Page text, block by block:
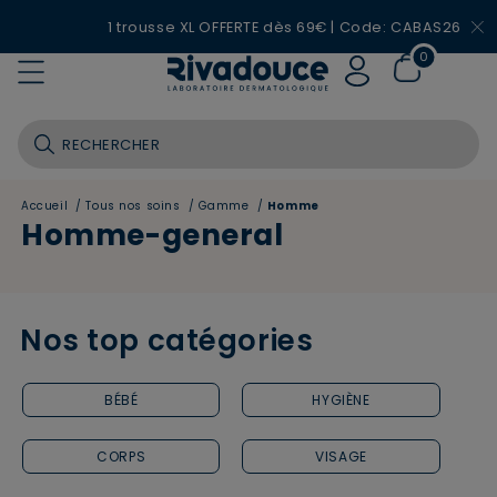
1 trousse XL OFFERTE dès 69€ | Code: CABAS26
0
Accueil /Tous nos soins / Gamme / Homme
Homme-general
Nos top catégories
BÉBÉ HYGIÈNE
CORPS VISAGE